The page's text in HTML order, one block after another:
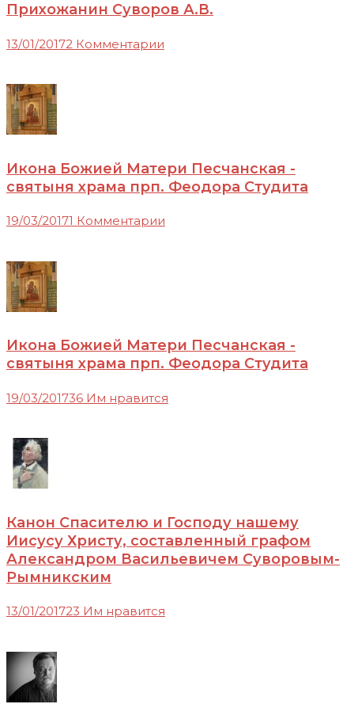
Прихожанин Суворов А.В.
13/01/20172 Комментарии
Икона Божией Матери Песчанская -
святыня храма прп. Феодора Студита
19/03/20171 Комментарии
Икона Божией Матери Песчанская -
святыня храма прп. Феодора Студита
19/03/201736 Им нравится
Канон Спасителю и Господу нашему
Иисусу Христу, составленный графом
Александром Васильевичем Суворовым-
Рымникским
13/01/201723 Им нравится